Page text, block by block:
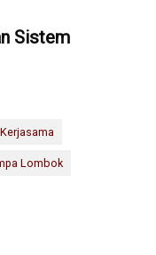
Sistem
Kerjasama
Lombok